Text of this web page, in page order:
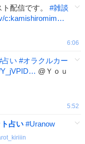
配信です。 #雑談
c:kamishiromim…
6:06
占い #オラクルカー
@Ｙｏｕ
5:52
占い #Uranow